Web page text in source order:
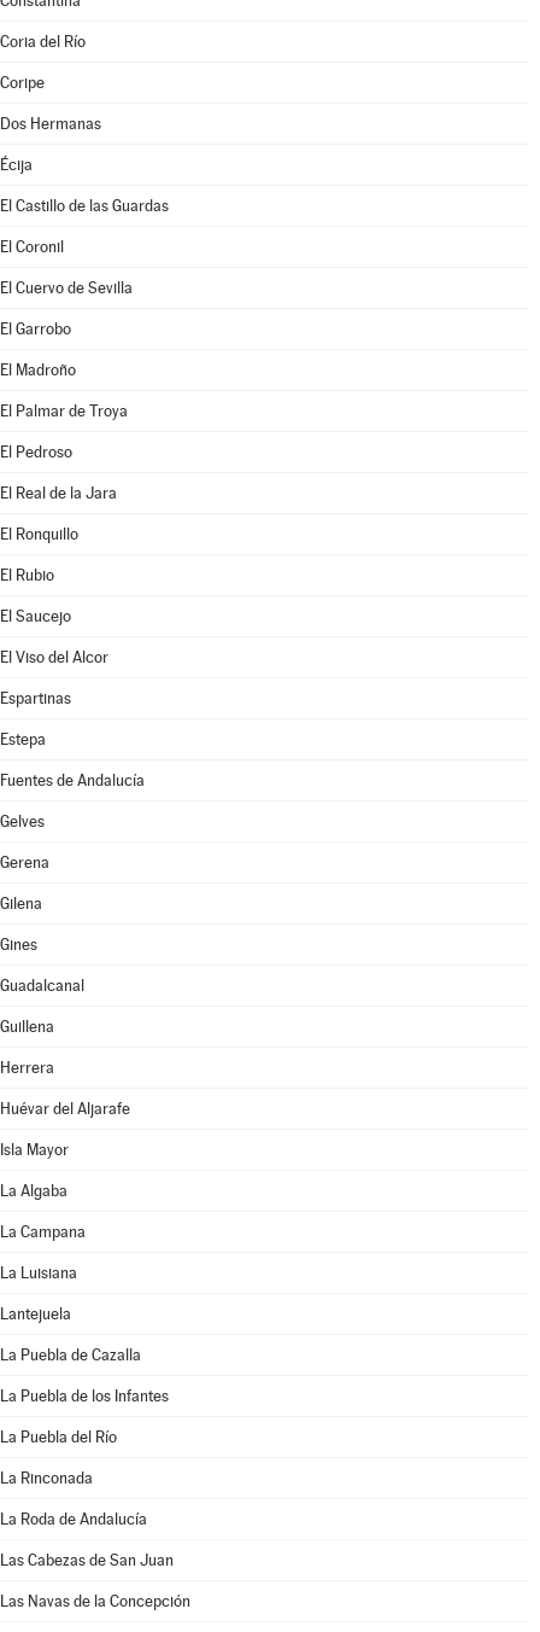
Coria del Río
Coripe
Dos Hermanas
Écija
El Castillo de las Guardas
El Coronil
El Cuervo de Sevilla
El Garrobo
El Madroño
El Palmar de Troya
El Pedroso
El Real de la Jara
El Ronquillo
El Rubio
El Saucejo
El Viso del Alcor
Espartinas
Estepa
Fuentes de Andalucía
Gelves
Gerena
Gilena
Gines
Guadalcanal
Guillena
Herrera
Huévar del Aljarafe
Isla Mayor
La Algaba
La Campana
La Luisiana
Lantejuela
La Puebla de Cazalla
La Puebla de los Infantes
La Puebla del Río
La Rinconada
La Roda de Andalucía
Las Cabezas de San Juan
Las Navas de la Concepción